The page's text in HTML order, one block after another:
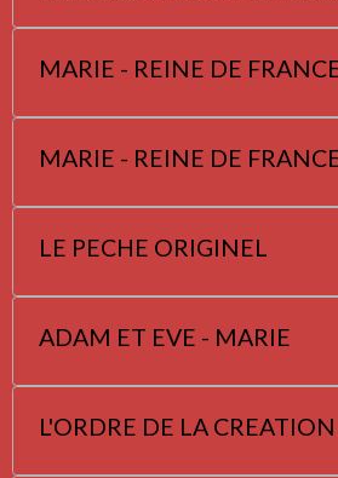
MARIE - REINE DE
MARIE - REINE DE
LE PECHE ORIGINEL
ADAM ET EVE - MARIE
L'ORDRE DE LA CREATION